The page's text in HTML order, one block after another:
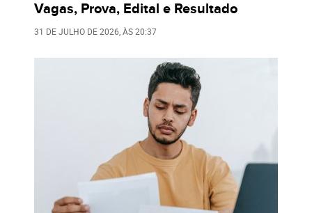
Vagas, Prova, Edital e Resultado
31 DE JULHO DE 2026, ÀS20:37